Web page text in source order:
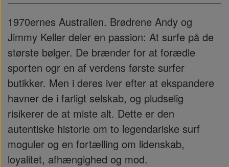
1970ernes Australien. Brødrene Andy og
Jimmy Keller deler en passion: At surfe på de
største bølger. De brænder for at forædle
sporten ogr en af verdens første surfer
butikker. Men i deres iver efter at ekspandere
havner de i farligt selskab, og pludselig
risikerer de at miste alt. Dette er den
autentiske historie om to legendariske surf
moguler og en fortælling om lidenskab,
loyalitet, afhængighed og mod.